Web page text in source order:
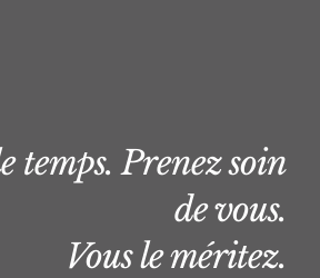
temps. Prenez soin
de vous.
Vous le méritez.